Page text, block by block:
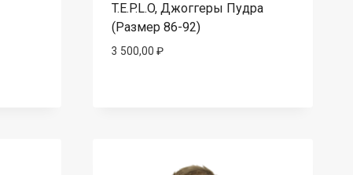
T.E.P.L.O, Джоггеры Пудра
(Размер 86-92)
3 500,00 ₽